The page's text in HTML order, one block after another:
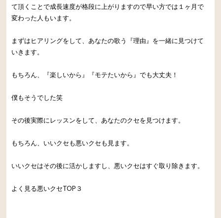
て頂くことで成長速度が格段に上がりますので早い方では１ヶ月で
変わった人もいます。
まずはヒアリングをして、あなたの歌う『理由』を一緒に見つけて
いきます。
もちろん、『楽しいから』『モテたいから』でも大丈夫！
僕もそうでした笑
その後実際にレッスンをして、あなたのクセを見つけます。
もちろん、いいクセも悪いクセも見ます。
いいクセはその後に活かしますし、悪いクセはすぐ取り除きます。
よく見る悪いクセTOP３